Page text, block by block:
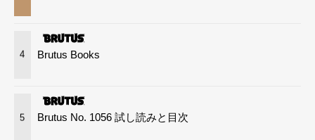
4 Brutus Books
5 Brutus No. 1056 試し読みと目次